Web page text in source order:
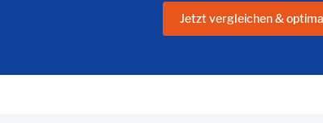
Jetzt vergleichen &